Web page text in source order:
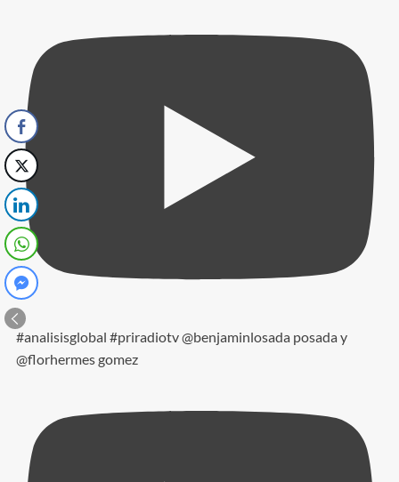
#analisisglobal #priradiotv @benjaminlosada posada y
@florhermes gomez